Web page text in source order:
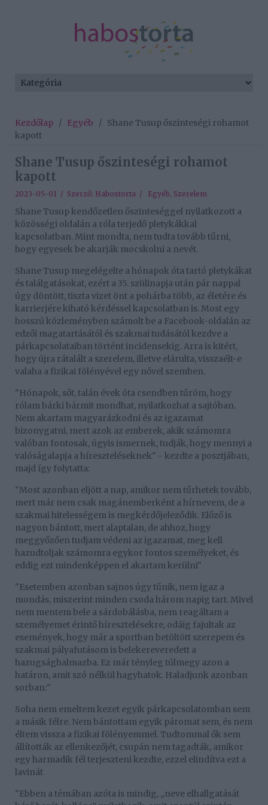
Kezdőlap / Egyéb / Shane Tusup őszinteségi rohamot
kapott
Shane Tusup őszinteségi rohamot
kapott
2023-05-01 / Szerző: Habostorta / Egyéb, Szerelem
Shane Tusup kendőzetlen őszinteséggel nyilatkozott a
közösségi oldalán a róla terjedő pletykákkal
kapcsolatban. Mint mondta, nem tudta tovább tűrni,
hogy egyesek be akarják mocskolni a nevét.
Shane Tusup megelégelte a hónapok óta tartó pletykákat
és találgatásokat, ezért a 35. szülinapja után pár nappal
úgy döntött, tiszta vizet önt a pohárba több, az életére és
karrierjére kiható kérdéssel kapcsolatban is. Most egy
hosszú közleményben számolt be a Facebook-oldalán az
edzői magatartásától és szakmai tudásától kezdve a
párkapcsolataiban történt incidensekig. Arra is kitért,
hogy újra rátalált a szerelem, illetve elárulta, visszaélt-e
valaha a fizikai fölényével egy nővel szemben.
"Hónapok, sőt, talán évek óta csendben tűröm, hogy
rólam bárki bármit mondhat, nyilatkozhat a sajtóban.
Nem akartam magyarázkodni és az igazamat
bizonygatni, mert azok az emberek, akik számomra
valóban fontosak, úgyis ismernek, tudják, hogy mennyi a
valóságalapja a híreszteléseknek" - kezdte a posztjában,
majd így folytatta:
"Most azonban eljött a nap, amikor nem tűrhetek tovább,
mert már nem csak magánemberként a hírnevem, de a
szakmai hitelességem is megkérdőjeleződik. Előző is
nagyon bántott, mert alaptalan, de ahhoz, hogy
meggyőzően tudjam védeni az igazamat, meg kell
hazudtoljak számomra egykor fontos személyeket, és
eddig ezt mindenképpen el akartam kerülni"
"Esetemben azonban sajnos úgy tűnik, nem igaz a
mondás, miszerint minden csoda három napig tart. Mivel
nem mentem bele a sárdobálásba, nem reagáltam a
személyemet érintő híresztelésekre, odáig fajultak az
események, hogy már a sportban betöltött szerepem és
szakmai pályafutásom is belekereveredett a
hazugsághalmazba. Ez már tényleg túlmegy azon a
határon, amit szó nélkül hagyhatok. Haladjunk azonban
sorban:"
Soha nem emeltem kezet egyik párkapcsolatomban sem
a másik félre. Nem bántottam egyik páromat sem, és nem
éltem vissza a fizikai fölényemmel. Tudtommal ők sem
állították az ellenkezőjét, csupán nem tagadták, amikor
egy harmadik fél terjeszteni kezdte, ezzel elindítva ezt a
lavinát
"Ebben a témában azóta is mindig, „neve elhallgatását